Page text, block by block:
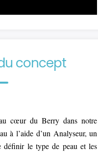
du concept
cœur du Berry dans notre
à l’aide d’un Analyseur, un
définir le type de peau et les